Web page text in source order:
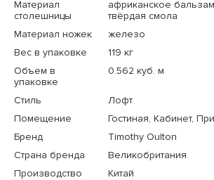
Материал
столешницы
африканское
твёрдая смола
Материал ножек
железо
Вес в упаковке
119 кг
Объем в
упаковке
0.562 куб. м
Стиль
Лофт
Помещение
Гостиная, Кабинет,
Бренд
Timothy Oulton
Страна бренда
Великобритания
Производство
Китай